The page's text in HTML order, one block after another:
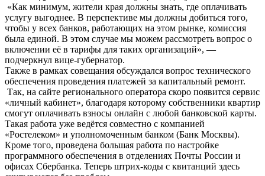
«Как минимум, жители края должны знать, где оплачивать
услугу выгоднее. В перспективе мы должны добиться того,
чтобы у всех банков, работающих на этом рынке, комиссия
была единой. В этом случае мы можем рассмотреть вопрос о
включении её в тарифы для таких организаций», —
подчеркнул вице-губернатор.
Также в рамках совещания обсуждался вопрос технического
обеспечения проведения платежей за капитальный ремонт.
Так, на сайте регионального оператора скоро появится сервис
«личный кабинет», благодаря которому собственники квартир
смогут оплачивать взносы онлайн с любой банковской карты.
Такая работа уже ведётся совместно с компанией
«Ростелеком» и уполномоченным банком (Банк Москвы).
Кроме того, проведена большая работа по настройке
программного обеспечения в отделениях Почты России и
офисах Сбербанка. Теперь штрих-коды с квитанций здесь